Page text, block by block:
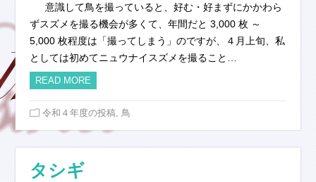
意識して鳥を撮っていると、好む・好まずにかかわら
ずスズメを撮る機会が多くて、年間だと 3,000 枚 ～
5,000 枚程度は「撮ってしまう」のですが、４月上旬、私
としては初めてニュウナイスズメを撮ること…
READ MORE
令和４年度の投稿 鳥
タシギ